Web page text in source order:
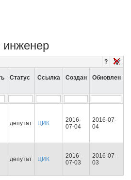
?
Статус Ссылка Создан Обновлен
депутат ЦИК
2016-
07-04
2016-07-
04
депутат ЦИК
2016-
07-03
2016-07-
03